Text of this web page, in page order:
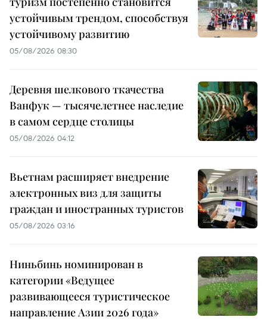
устойчивым трендом, способствуя
устойчивому развитию
05/08/2026 08:30
Деревня шелкового ткачества
Ванфук — тысячелетнее наследие
в самом сердце столицы
05/08/2026 04:12
Вьетнам расширяет внедрение
электронных виз для защиты
граждан и иностранных туристов
05/08/2026 03:16
Ниньбинь номинирован в
категории «Ведущее
развивающееся туристическое
направление Азии 2026 года»